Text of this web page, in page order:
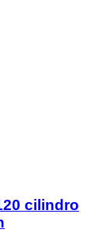
cilindro